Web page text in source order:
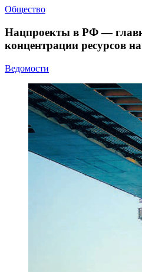
Общество
Нацпроекты в РФ —
концентрации ресурсов
Ведомости